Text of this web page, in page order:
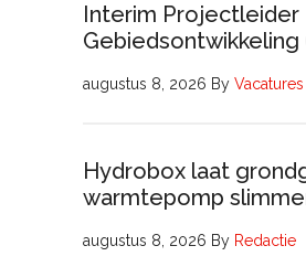
Interim Projectleider
Gebiedsontwikkeling
augustus 8, 2026 By Vacatures
Hydrobox laat
warmtepomp
augustus 8, 2026 By Redactie